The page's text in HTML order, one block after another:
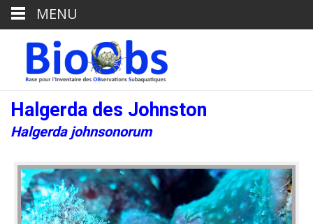
Halgerda des Johnston
Halgerda johnsonorum
MENU